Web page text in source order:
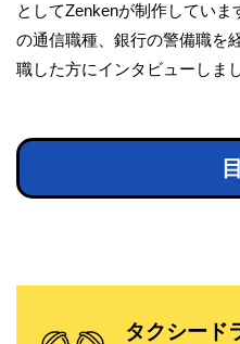
としてZenkenが制作してい
の通信職種、銀行の警備職を
職した方にインタビューしまし
タクシード